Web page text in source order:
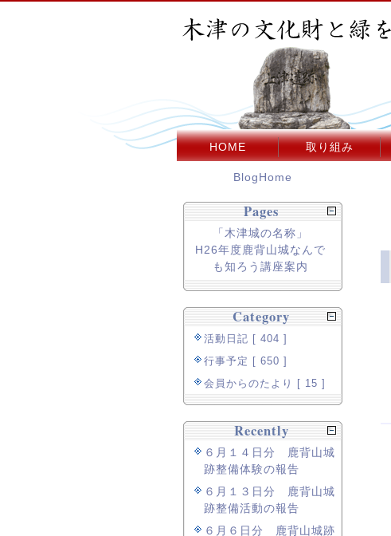
HOME 取り組み
BlogHome
Pages
「木津城の名称」
H26年度鹿背山城なんで
も知ろう講座案内
Category
活動日記 [ 404 ]
行事予定 [ 650 ]
会員からのたより [ 15 ]
Recently
６月１４日分 鹿背山城
跡整備体験の報告
６月１３日分 鹿背山城
跡整備活動の報告
６月６日分 鹿背山城跡